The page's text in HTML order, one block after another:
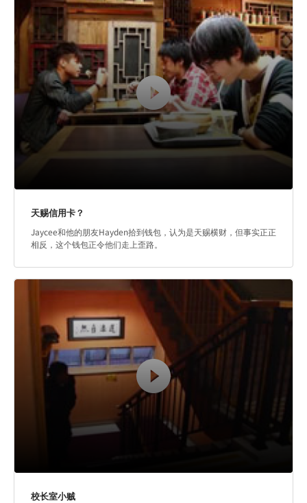
天赐信用卡？
Jaycee和他的朋友Hayden拾到钱包，认为是天赐横财，但事实正正
相反，这个钱包正令他们走上歪路。
校长室小贼